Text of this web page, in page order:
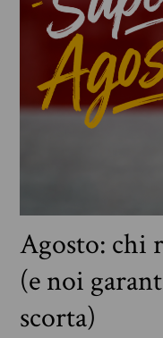
Agosto: chi
(e noi
scorta)